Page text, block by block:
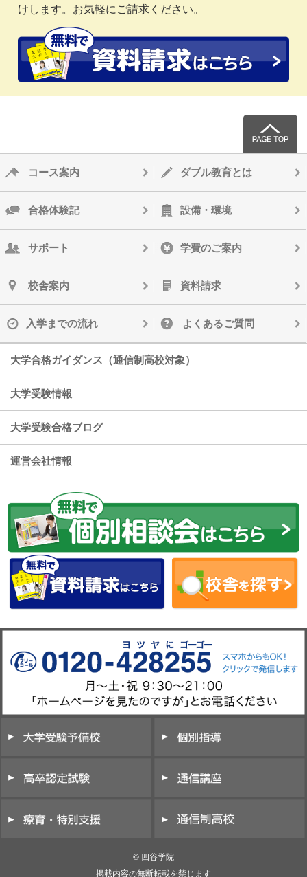
けします。お気軽にご請求ください。
コース案内 ダブル教育とは
合格体験記 設備・環境
サポート 学費のご案内
校舎案内 資料請求
入学までの流れ よくあるご質問
大学合格ガイダンス（通信制高校対象）
大学受験情報
大学受験合格ブログ
運営会社情報
© 四谷学院
掲載内容の無断転載を禁じます